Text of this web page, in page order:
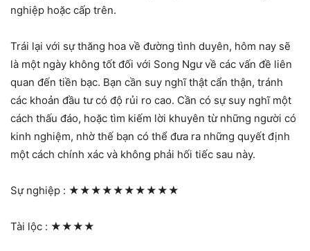
nghiệp hoặc cấp trên.
Trái lại với sự thăng hoa về đường tình duyên, hôm nay sẽ
là một ngày không tốt đối với Song Ngư về các vấn đề liên
quan đến tiền bạc. Bạn cần suy nghĩ thật cẩn thận, tránh
các khoản đầu tư có độ rủi ro cao. Cần có sự suy nghĩ một
cách thấu đáo, hoặc tìm kiếm lời khuyên từ những người có
kinh nghiệm, nhờ thế bạn có thể đưa ra những quyết định
một cách chính xác và không phải hối tiếc sau này.
Sự nghiệp : ★★★★★★★★★★
Tài lộc : ★★★★